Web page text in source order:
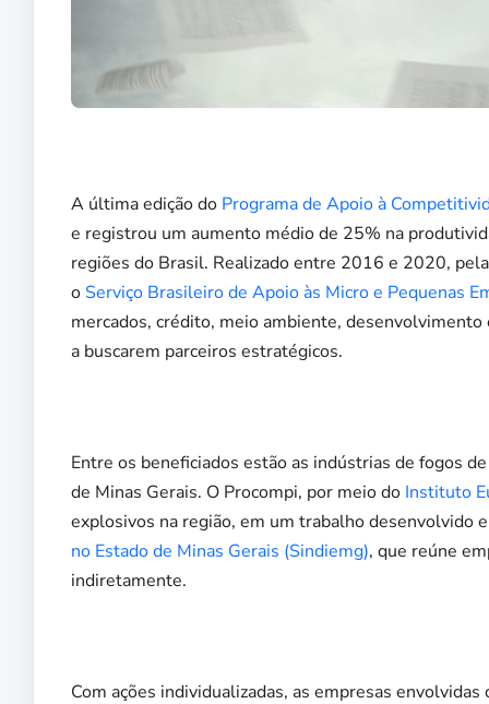
A última edição do Programa de Apoio à
e registrou um aumento médio de 25% na
regiões do Brasil. Realizado entre 2016 e 2020,
o Serviço Brasileiro de Apoio às Micro e Pequenas
mercados, crédito, meio ambiente,
a buscarem parceiros estratégicos.
Entre os beneficiados estão as indústrias de fogos
de Minas Gerais. O Procompi, por meio do Instituto
explosivos na região, em um trabalho desenvolvido
no Estado de Minas Gerais (Sindiemg), que reúne
indiretamente.
Com ações individualizadas, as empresas